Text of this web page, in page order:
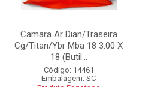
Camara Ar Dian/Traseira
Cg/Titan/Ybr Mba 18 3.00 X
18 (Butil...
Código: 14461
Embalagem: SC